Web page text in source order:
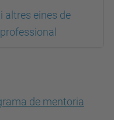
eines de